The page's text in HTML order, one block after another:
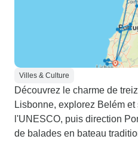
Villes & Culture
Découvrez le charme de
Lisbonne, explorez Belém
l'UNESCO, puis direction
de balades en bateau